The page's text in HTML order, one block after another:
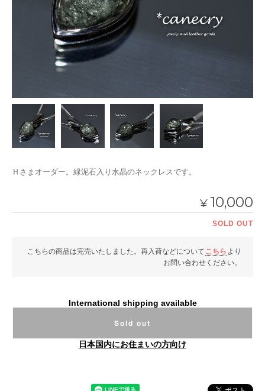
Ｈさまオーダー。緑泥石入り水晶のネックレスです。
¥ 10,000
SOLD OUT
こちらの商品は完売いたしました。再入荷などについて こちら より
お問い合わせください。
International shipping available
Sold out
日本国内にお住まいの方向け